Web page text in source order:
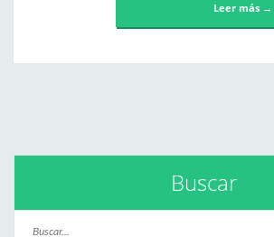
Leer más →
Buscar